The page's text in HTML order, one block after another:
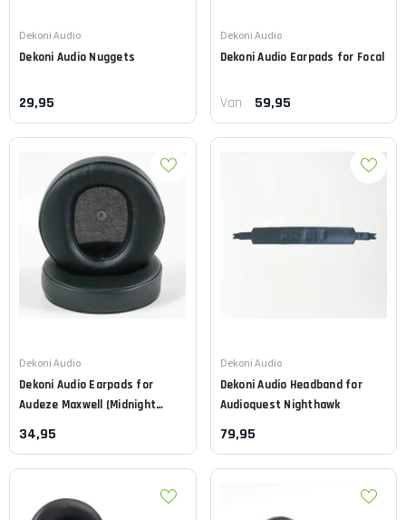
Leverancier:
Dekoni Audio
Dekoni Audio Nuggets
29,95
Leverancier:
Dekoni Audio
Dekoni Audio Earpads for Focal
Van 59,95
Leverancier:
Dekoni Audio
Dekoni Audio Earpads for
Audeze Maxwell (Midnight
34,95
Leverancier:
Dekoni Audio
Dekoni Audio Headband for
Audioquest Nighthawk
79,95